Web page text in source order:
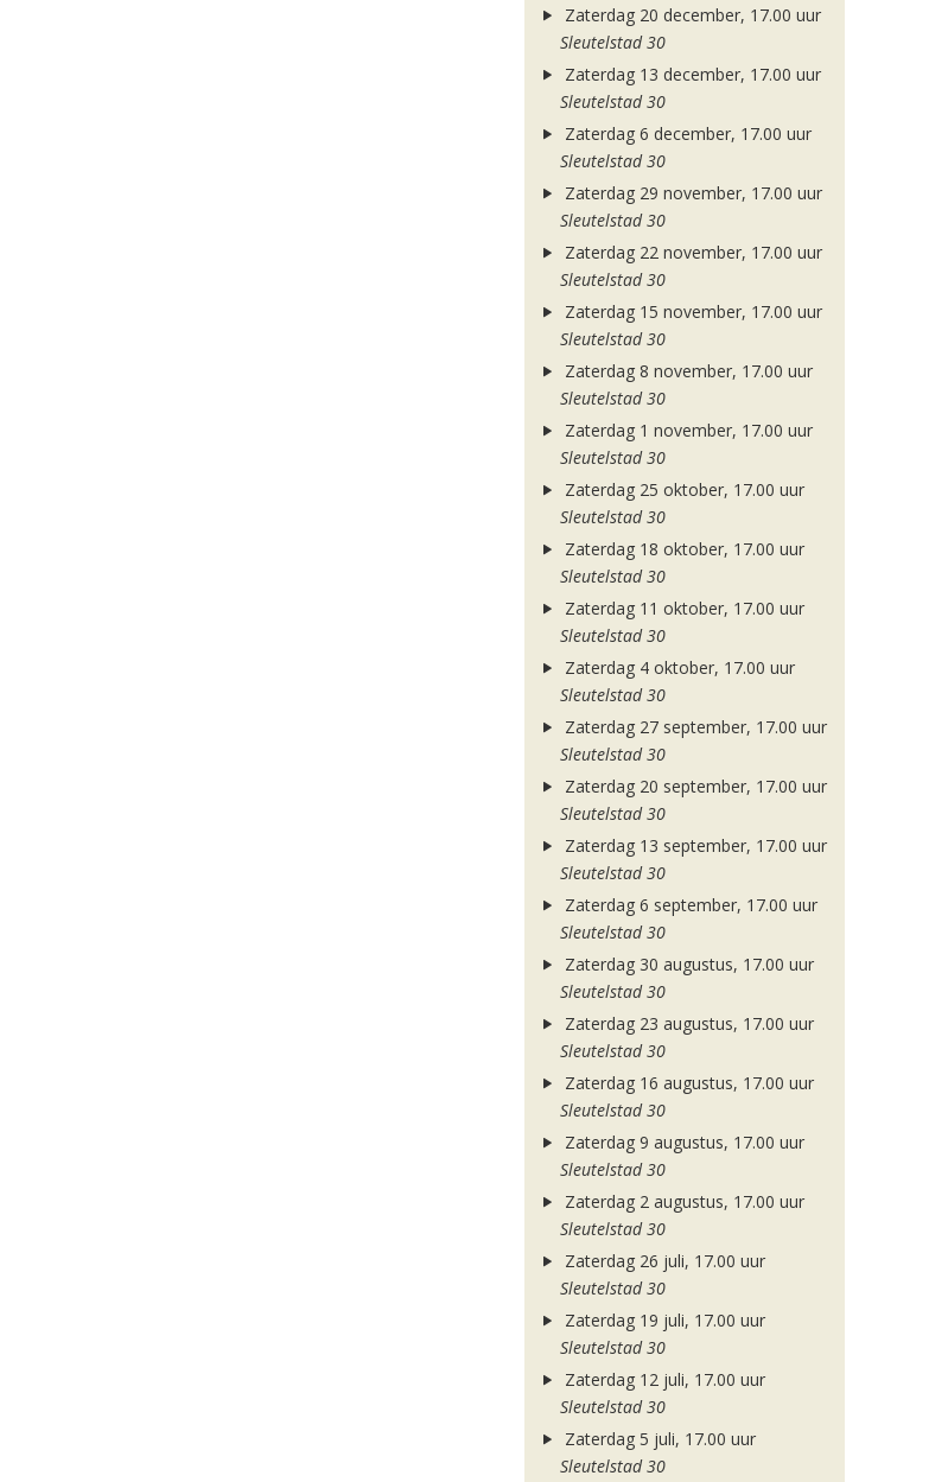
Zaterdag 20 december, 17.00 uur
Sleutelstad 30
Zaterdag 13 december, 17.00 uur
Sleutelstad 30
Zaterdag 6 december, 17.00 uur
Sleutelstad 30
Zaterdag 29 november, 17.00 uur
Sleutelstad 30
Zaterdag 22 november, 17.00 uur
Sleutelstad 30
Zaterdag 15 november, 17.00 uur
Sleutelstad 30
Zaterdag 8 november, 17.00 uur
Sleutelstad 30
Zaterdag 1 november, 17.00 uur
Sleutelstad 30
Zaterdag 25 oktober, 17.00 uur
Sleutelstad 30
Zaterdag 18 oktober, 17.00 uur
Sleutelstad 30
Zaterdag 11 oktober, 17.00 uur
Sleutelstad 30
Zaterdag 4 oktober, 17.00 uur
Sleutelstad 30
Zaterdag 27 september, 17.00 uur
Sleutelstad 30
Zaterdag 20 september, 17.00 uur
Sleutelstad 30
Zaterdag 13 september, 17.00 uur
Sleutelstad 30
Zaterdag 6 september, 17.00 uur
Sleutelstad 30
Zaterdag 30 augustus, 17.00 uur
Sleutelstad 30
Zaterdag 23 augustus, 17.00 uur
Sleutelstad 30
Zaterdag 16 augustus, 17.00 uur
Sleutelstad 30
Zaterdag 9 augustus, 17.00 uur
Sleutelstad 30
Zaterdag 2 augustus, 17.00 uur
Sleutelstad 30
Zaterdag 26 juli, 17.00 uur
Sleutelstad 30
Zaterdag 19 juli, 17.00 uur
Sleutelstad 30
Zaterdag 12 juli, 17.00 uur
Sleutelstad 30
Zaterdag 5 juli, 17.00 uur
Sleutelstad 30